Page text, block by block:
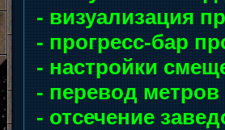
- визуализация
- прогресс-бар
- настройки
- перевод
- отсечение